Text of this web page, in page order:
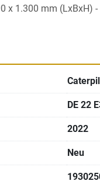
x 1.300 mm (LxBxH)
DE 22
2022
Neu